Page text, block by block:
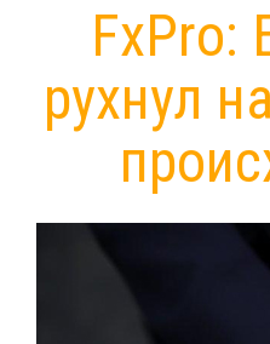
FxPro:
рухнул